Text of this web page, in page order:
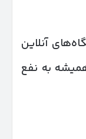
آنلاین
به نفع